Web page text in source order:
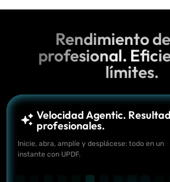
Rendimiento
profesional.
límites.
Velocidad Agentic.
profesionales.
Inicie, abra, amplíe y desplácese: todo en un
instante con UPDF.